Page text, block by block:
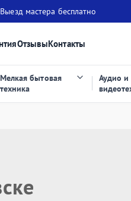
Выезд мастера бесплатно
ОтзывыКонтакты
Мелкая бытовая
техника
Аудио и